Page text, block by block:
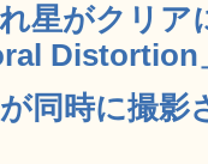
星がクリ
Distortion
同時に撮影